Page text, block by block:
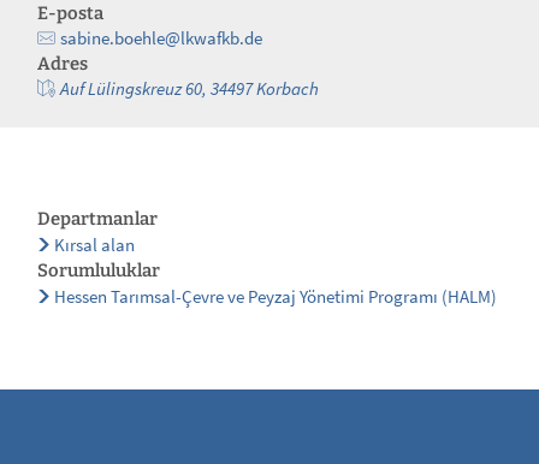
E-posta
sabine.boehle@lkwafkb.de
Adres
Auf Lülingskreuz 60, 34497 Korbach
Departmanlar
Kırsal alan
Sorumluluklar
Hessen Tarımsal-Çevre ve Peyzaj Yönetimi Programı (HALM)